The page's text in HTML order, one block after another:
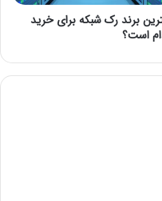
برند رک شبکه برای خرید
است؟